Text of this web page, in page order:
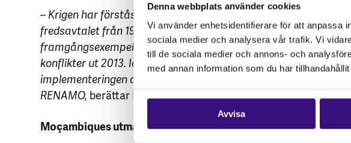
Denna webbplats använder cookies
Vi använder enhetsidentifierare för att anpassa
sociala medier och analysera vår trafik. Vi
till de sociala medier och annons- och
med annan information som du har
Avvisa
– Krigen har förstås satt djupa spår i Moçambique. Även om
fredsavtalet från 1992 höll länge, och Moçambique framstod
framgångsexempel för fred på kontinenten under en lång tid,
konflikter ut 2013. Idag arbetar vi på FBA bland annat med att
implementeringen av ett nytt fredsavtal mellan regeringen och
RENAMO, berättar Klara vidare.
Moçambiques utmaningar inför valet